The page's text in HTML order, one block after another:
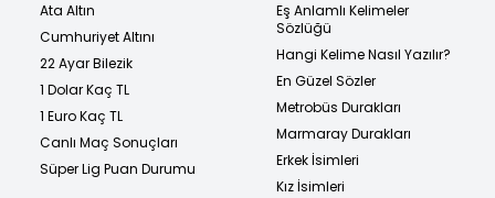
Ata Altın
Cumhuriyet Altını
22 Ayar Bilezik
1 Dolar Kaç TL
1 Euro Kaç TL
Canlı Maç Sonuçları
Süper Lig Puan Durumu
Eş Anlamlı Kelimeler
Sözlüğü
Hangi Kelime Nasıl Yazılır?
En Güzel Sözler
Metrobüs Durakları
Marmaray Durakları
Erkek İsimleri
Kız İsimleri